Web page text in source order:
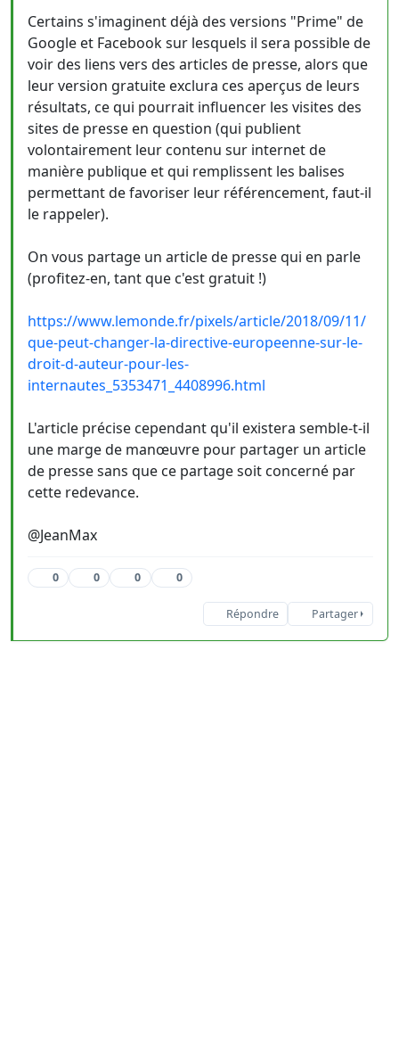
Certains s'imaginent déjà des versions "Prime" de
Google et Facebook sur lesquels il sera possible de
voir des liens vers des articles de presse, alors que
leur version gratuite exclura ces aperçus de leurs
résultats, ce qui pourrait influencer les visites des
sites de presse en question (qui publient
volontairement leur contenu sur internet de
manière publique et qui remplissent les balises
permettant de favoriser leur référencement, faut-il
le rappeler).
On vous partage un article de presse qui en parle
(profitez-en, tant que c'est gratuit !)
https://www.lemonde.fr/pixels/article/2018/09/11/
que-peut-changer-la-directive-europeenne-sur-le-
droit-d-auteur-pour-les-
internautes_5353471_4408996.html
L'article précise cependant qu'il existera semble-t-il
une marge de manœuvre pour partager un article
de presse sans que ce partage soit concerné par
cette redevance.
@JeanMax
0 0 0 0
Répondre Partager